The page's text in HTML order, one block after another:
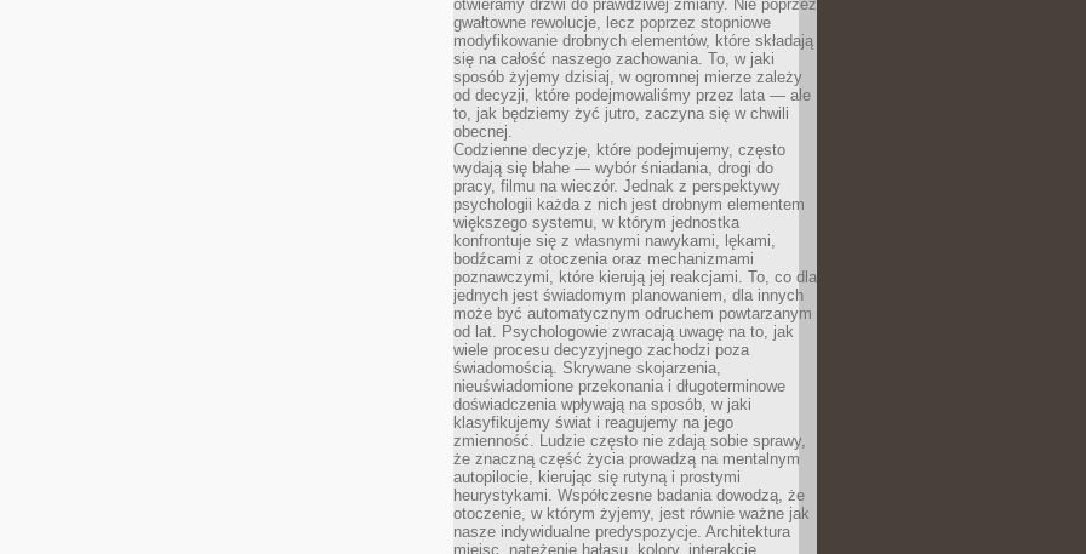
otwieramy drzwi do prawdziwej zmiany. Nie poprzez
gwałtowne rewolucje, lecz poprzez stopniowe
modyfikowanie drobnych elementów, które składają
się na całość naszego zachowania. To, w jaki
sposób żyjemy dzisiaj, w ogromnej mierze zależy
od decyzji, które podejmowaliśmy przez lata — ale
to, jak będziemy żyć jutro, zaczyna się w chwili
obecnej.
Codzienne decyzje, które podejmujemy, często
wydają się błahe — wybór śniadania, drogi do
pracy, filmu na wieczór. Jednak z perspektywy
psychologii każda z nich jest drobnym elementem
większego systemu, w którym jednostka
konfrontuje się z własnymi nawykami, lękami,
bodźcami z otoczenia oraz mechanizmami
poznawczymi, które kierują jej reakcjami. To, co dla
jednych jest świadomym planowaniem, dla innych
może być automatycznym odruchem powtarzanym
od lat. Psychologowie zwracają uwagę na to, jak
wiele procesu decyzyjnego zachodzi poza
świadomością. Skrywane skojarzenia,
nieuświadomione przekonania i długoterminowe
doświadczenia wpływają na sposób, w jaki
klasyfikujemy świat i reagujemy na jego
zmienność. Ludzie często nie zdają sobie sprawy,
że znaczną część życia prowadzą na mentalnym
autopilocie, kierując się rutyną i prostymi
heurystykami. Współczesne badania dowodzą, że
otoczenie, w którym żyjemy, jest równie ważne jak
nasze indywidualne predyspozycje. Architektura
miejsc, natężenie hałasu, kolory, interakcje